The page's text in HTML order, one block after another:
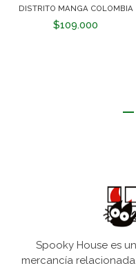
DISTRITO MANGA COLOMBIA
$109.000
Spooky House es
mercancía